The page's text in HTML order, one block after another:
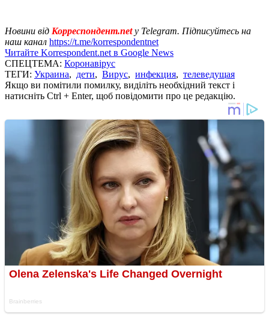
Новини від Корреспондент.net у Telegram. Підписуйтесь на
наш канал https://t.me/korrespondentnet
Читайте Korrespondent.net в Google News
СПЕЦТЕМА: Коронавірус
ТЕГИ: Украина, дети, Вирус, инфекция, телеведущая
Якщо ви помітили помилку, виділіть необхідний текст і
натисніть Ctrl + Enter, щоб повідомити про це редакцію.